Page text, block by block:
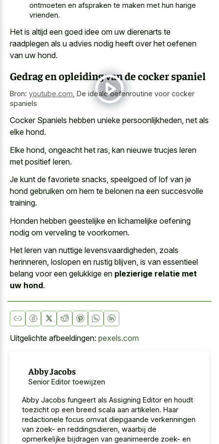
ontmoeten en afspraken te maken met hun harige
vrienden.
Het is altijd een goed idee om uw dierenarts te
raadplegen als u advies nodig heeft over het oefenen
van uw hond.
Gedrag en opleiding van de cocker spaniel
Bron: youtube.com De ideale oefenroutine voor cocker
spaniels
Cocker Spaniels hebben unieke persoonlijkheden, net als
elke hond.
Elke hond, ongeacht het ras, kan nieuwe trucjes leren
met positief leren.
Je kunt de favoriete snacks, speelgoed of lof van je
hond gebruiken om hem te belonen na een succesvolle
training.
Honden hebben geestelijke en lichamelijke oefening
nodig om verveling te voorkomen.
Het leren van nuttige levensvaardigheden, zoals
herinneren, loslopen en rustig blijven, is van essentieel
belang voor een gelukkige en plezierige relatie met
uw hond.
Uitgelichte afbeeldingen: pexels.com
Abby Jacobs
Senior Editor toewijzen
Abby Jacobs fungeert als Assigning Editor en houdt
toezicht op een breed scala aan artikelen. Haar
redactionele focus omvat diepgaande verkenningen
van zoek- en reddingsdieren, waarbij de
opmerkelijke bijdragen van geanimeerde zoek- en